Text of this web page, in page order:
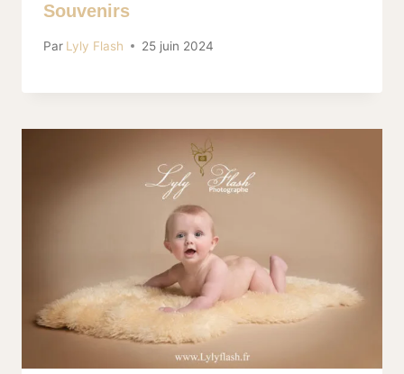
Souvenirs
Par Lyly Flash 25 juin 2024